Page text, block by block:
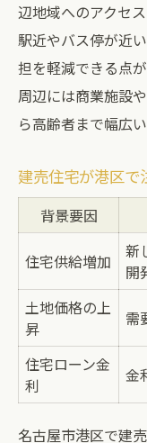
辺地域へのアクセス
駅近やバス停が近
担を軽減できる点
周辺には商業施設
ら高齢者まで幅広
建売住宅が港区で
背景要因
住宅供給増加
新
開
土地価格の上
昇
需
住宅ローン金
利
金
名古屋市港区で建